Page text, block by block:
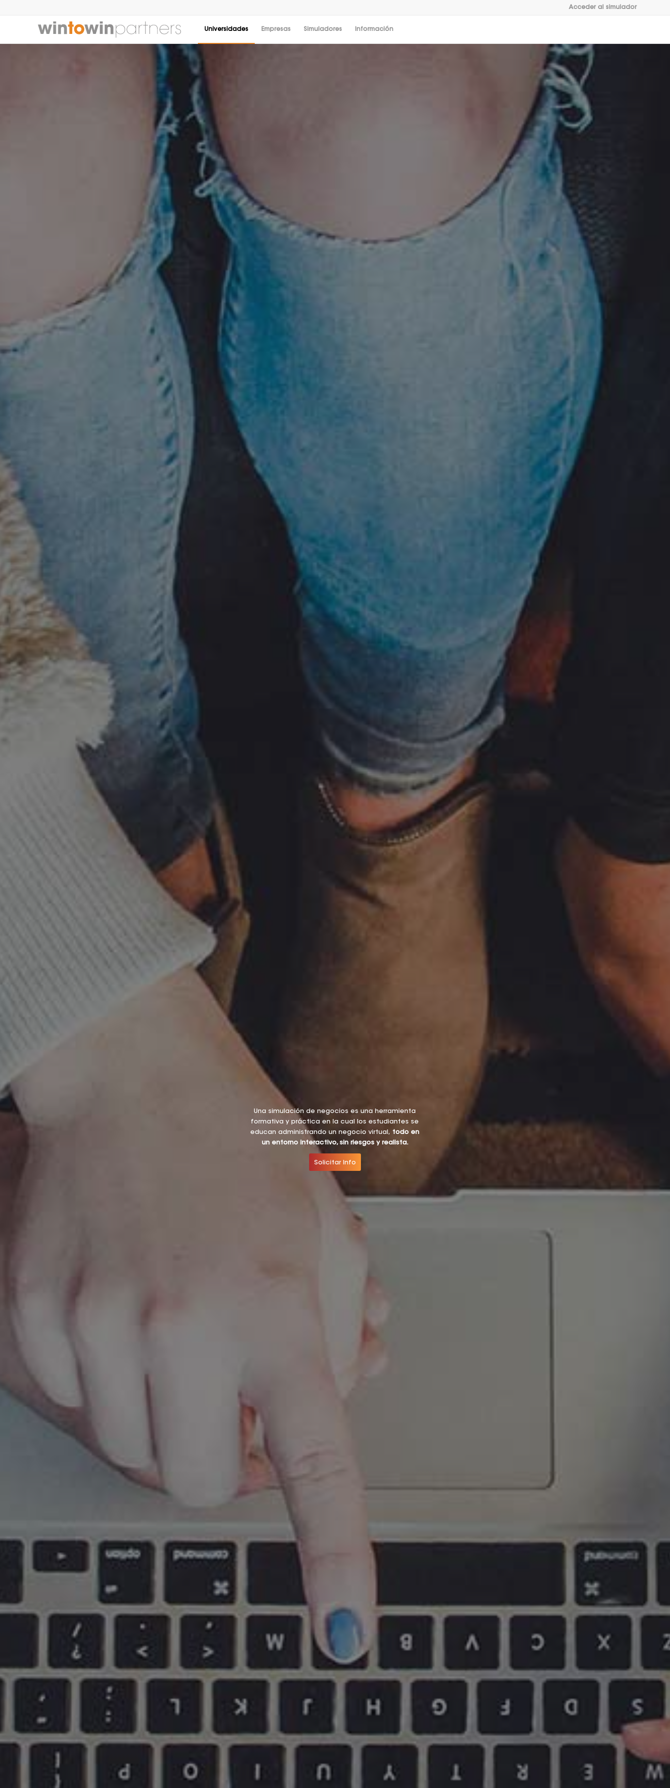
Acceder al simulador
Universidades Empresas Simuladores Información
Una simulación de negocios es una herramienta
formativa y práctica en la cual los estudiantes se
educan administrando un negocio virtual, todo en
un entorno interactivo, sin riesgos y realista.
Solicitar Info